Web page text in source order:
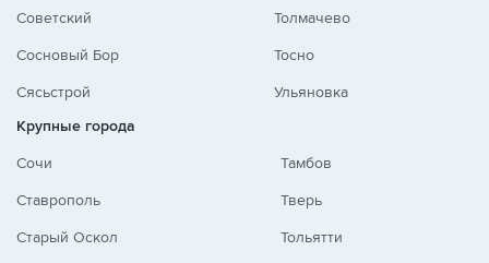
Советский
Сосновый Бор
Сясьстрой
Толмачево
Тосно
Ульяновка
Крупные города
Сочи
Ставрополь
Старый Оскол
Тамбов
Тверь
Тольятти